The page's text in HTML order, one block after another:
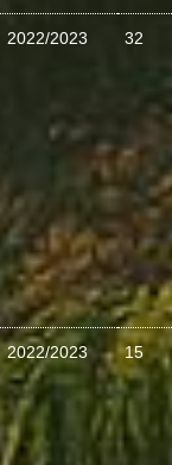
2022/2023 32
2022/2023 15